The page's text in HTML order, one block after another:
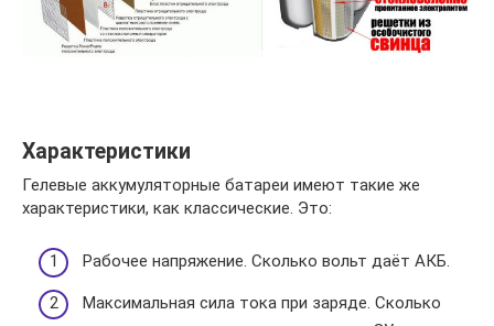
Характеристики
Гелевые аккумуляторные батареи имеют такие же
характеристики, как классические. Это:
Рабочее напряжение. Сколько вольт даёт АКБ.
Максимальная сила тока при заряде. Сколько